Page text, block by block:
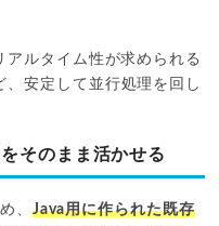
ルタイム性が求められる
安定して並行処理を回し
そのまま活かせる
、 Java用に作られた既存